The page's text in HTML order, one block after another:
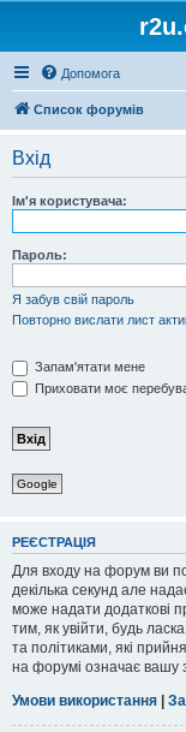
Допомога
Список форумів
Вхід
Ім'я користувача:
Пароль:
Я забув свій пароль
Повторно вислати лист
Запам'ятати мене
Приховати моє
Google
РЕЄСТРАЦІЯ
Для входу на форум ви
декілька секунд але
може надати додаткові
тим, як увійти, будь
та політиками, які
на форумі означає вашу
Умови використання |